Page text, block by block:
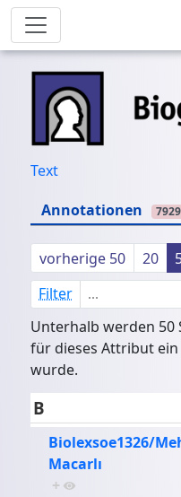
Text
Annotationen
vorherige 50 20
Filter
Unterhalb werden 50
für dieses Attribut
wurde.
B
Biolexsoe1326/
Macarlı
+